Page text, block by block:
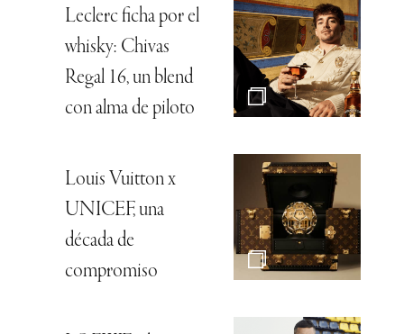
Leclerc ficha por el
whisky: Chivas
Regal 16, un blend
con alma de piloto
Louis Vuitton x
UNICEF, una
década de
compromiso